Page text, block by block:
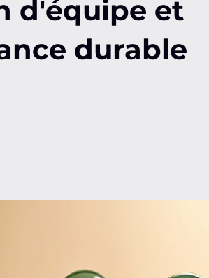
d'équipe et
durable